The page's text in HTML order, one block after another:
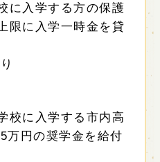
に入学する方の保護
限に入学一時金を貸
校に入学する市内高
万円の奨学金を給付